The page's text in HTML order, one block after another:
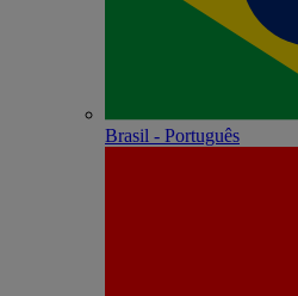
Brasil - Português